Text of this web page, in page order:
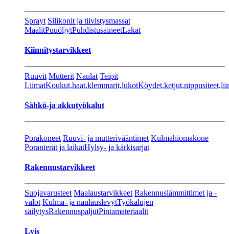
Sprayt Silikonit ja tiivistysmassat
MaalitPuuöljytPuhdistusaineetLakat
Kiinnitystarvikkeet
Ruuvit Mutterit Naulat Teipit
LiimatKoukut,haat,klemmarit,lukot
Sähkö-ja akkutyökalut
Porakoneet Ruuvi- ja mutterivääntimet Kulmahiomakone
Poranterät ja laikatHylsy- ja kärkisarjat
Rakennustarvikkeet
Suojavarusteet Maalaustarvikkeet Rakennuslämmittimet ja -
valot Kulma- ja naulauslevytTyökalujen
säilytysRakennuspaljutPintamateriaalit
Lvis